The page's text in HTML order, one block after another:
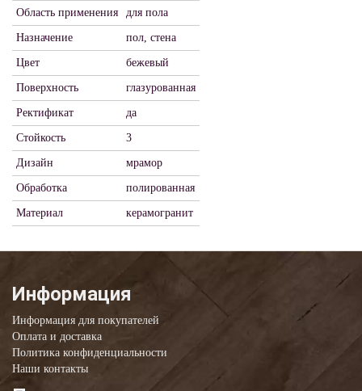
Область применения для пола
Назначение пол, стена
Цвет бежевый
Поверхность глазурованная
Ректификат да
Стойкость 3
Дизайн мрамор
Обработка полированная
Материал керамогранит
Информация
Информация для покупателей
Оплата и доставка
Политика конфиденциальности
Наши контакты